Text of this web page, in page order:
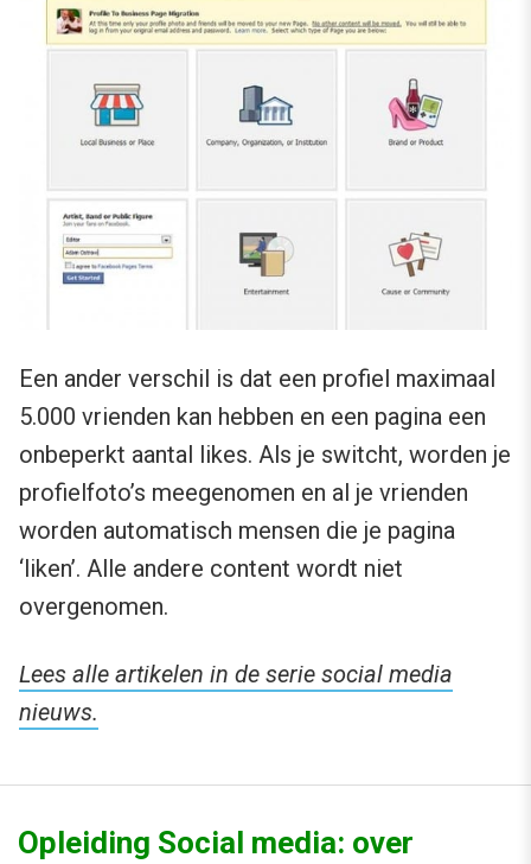
Een ander verschil is dat een profiel maximaal
5.000 vrienden kan hebben en een pagina een
onbeperkt aantal likes. Als je switcht, worden je
profielfoto’s meegenomen en al je vrienden
worden automatisch mensen die je pagina
‘liken’. Alle andere content wordt niet
overgenomen.
Lees alle artikelen in de serie social media
nieuws.
Opleiding Social media: over